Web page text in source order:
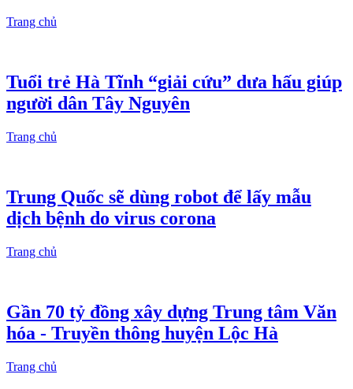
Trang chủ
Tuổi trẻ Hà Tĩnh “giải cứu” dưa hấu giúp
người dân Tây Nguyên
Trang chủ
Trung Quốc sẽ dùng robot để lấy mẫu
dịch bệnh do virus corona
Trang chủ
Gần 70 tỷ đồng xây dựng Trung tâm Văn
hóa - Truyền thông huyện Lộc Hà
Trang chủ